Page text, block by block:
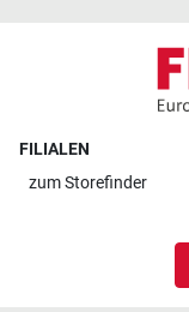
FILIALEN
zumStorefinder